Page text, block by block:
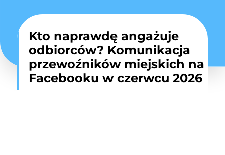
Kto naprawdę angażuje
odbiorców? Komunikacja
przewoźników miejskich na
Facebooku w czerwcu 2026